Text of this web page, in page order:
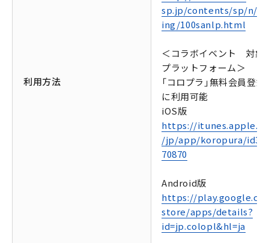
利用方法
sp.jp/contents/sp/n/
ing/100sanlp.html
＜コラボイベント 対象
プラットフォーム＞
「コロプラ」無料会員登録
に利用可能
iOS版
https://
/jp/app/koropura/
70870
Android版
https://
store/apps/details?
id=jp.colopl&hl=ja